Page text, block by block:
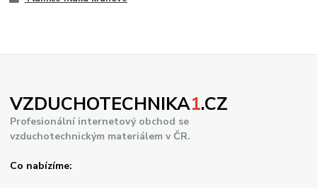
VZDUCHOTECHNIKA1.CZ
Profesionální internetový obchod se
vzduchotechnickým materiálem v ČR.
Co nabízíme: